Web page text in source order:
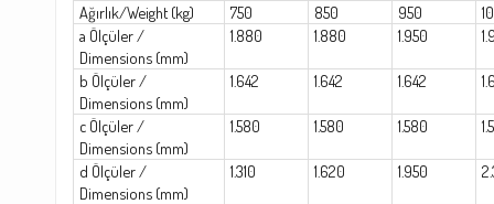
Ağırlık/Weight (kg) 750 850 950
a Ölçüler /
Dimensions (mm)
1.880 1.880 1.950
b Ölçüler /
Dimensions (mm)
1.642 1.642 1.642
c Ölçüler /
Dimensions (mm)
1.580 1.580 1.580
d Ölçüler /
Dimensions (mm)
1.310 1.620 1.950